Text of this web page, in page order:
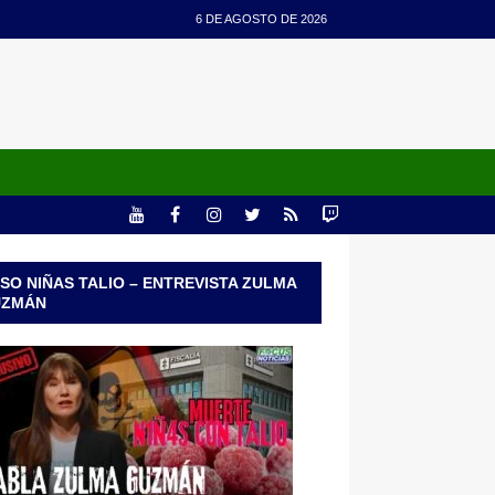
6 DE AGOSTO DE 2026
NIÑAS TALIO – ENTREVISTA ZULMA